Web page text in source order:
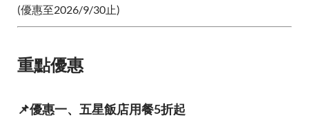
(優惠至2026/9/30止)
重點優惠
📌優惠一、五星飯店用餐5折起